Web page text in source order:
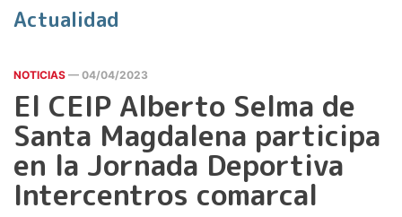
Actualidad
NOTICIAS — 04/04/2023
El CEIP Alberto Selma de
Santa Magdalena participa
en la Jornada Deportiva
Intercentros comarcal